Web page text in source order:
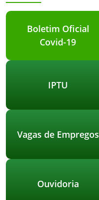
Boletim Oficial
Covid-19
IPTU
Vagas de Empregos
Ouvidoria